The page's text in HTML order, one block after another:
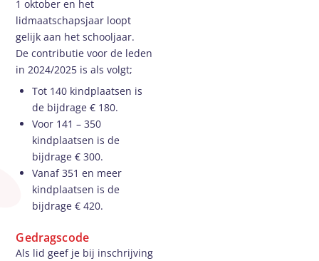
1 oktober en het
lidmaatschapsjaar loopt
gelijk aan het schooljaar.
De contributie voor de leden
in 2024/2025 is als volgt;
Tot 140 kindplaatsen is
de bijdrage € 180.
Voor 141 – 350
kindplaatsen is de
bijdrage € 300.
Vanaf 351 en meer
kindplaatsen is de
bijdrage € 420.
Gedragscode
Als lid geef je bij inschrijving